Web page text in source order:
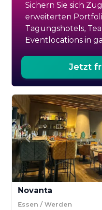
Sichern Sie sich
erweiterten
Tagungshotels,
Eventlocations in
Jetzt
Novanta
Essen / Werden